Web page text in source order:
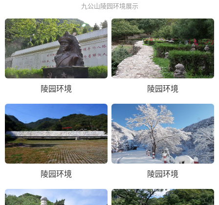
九公山陵园环境展示
陵园环境 陵园环境
陵园环境 陵园环境